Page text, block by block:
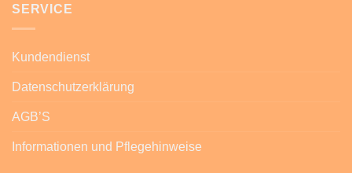
SERVICE
Kundendienst
Datenschutzerklärung
AGB’S
Informationen und Pflegehinweise